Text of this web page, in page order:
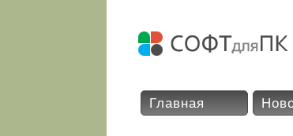
Главная